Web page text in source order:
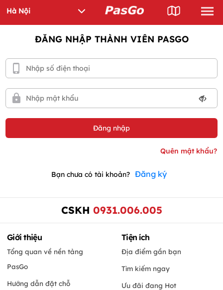
ĐĂNG NHẬP THÀNH VIÊN PASGO
Bạn chưa có tài khoản? Đăng ký
CSKH 0931.006.005
Giới thiệu
Tổng quan về nền tảng
PasGo
Hướng dẫn đặt chỗ
Tiện ích
Địa điểm gần bạn
Tìm kiếm ngay
Ưu đãi đang Hot